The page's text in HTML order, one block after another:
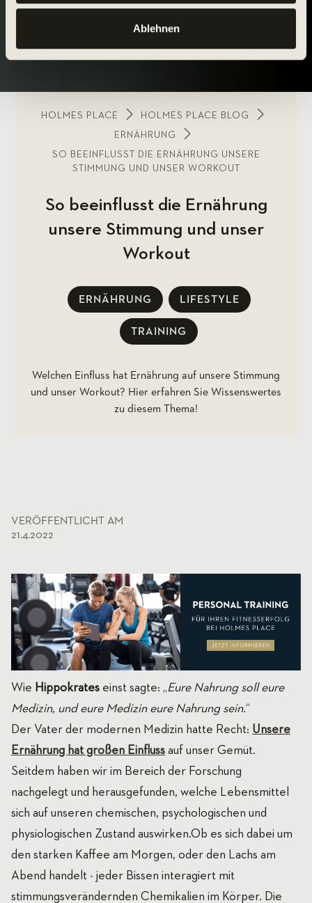
Ablehnen
HOLMES PLACE
HOLMES PLACE BLOG
ERNÄHRUNG
SO BEEINFLUSST DIE ERNÄHRUNG UNSERE
STIMMUNG UND UNSER WORKOUT
So beeinflusst die Ernährung
unsere Stimmung und unser
Workout
ERNÄHRUNG LIFESTYLE
TRAINING
Welchen Einfluss hat Ernährung auf unsere Stimmung
und unser Workout? Hier erfahren Sie Wissenswertes
zu diesem Thema!
VERÖFFENTLICHT AM
21.4.2022
Wie Hippokrates einst sagte: „Eure Nahrung soll eure
Medizin, und eure Medizin eure Nahrung sein.“
Der Vater der modernen Medizin hatte Recht: Unsere
Ernährung hat großen Einfluss auf unser Gemüt.
Seitdem haben wir im Bereich der Forschung
nachgelegt und herausgefunden, welche Lebensmittel
sich auf unseren chemischen, psychologischen und
physiologischen Zustand auswirken.Ob es sich dabei um
den starken Kaffee am Morgen, oder den Lachs am
Abend handelt - jeder Bissen interagiert mit
stimmungsverändernden Chemikalien im Körper. Die